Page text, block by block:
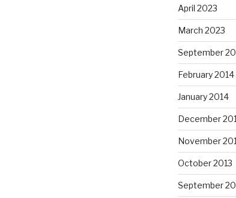
April 2023
March 2023
September
February 2014
January 2014
December
November
October 2013
September